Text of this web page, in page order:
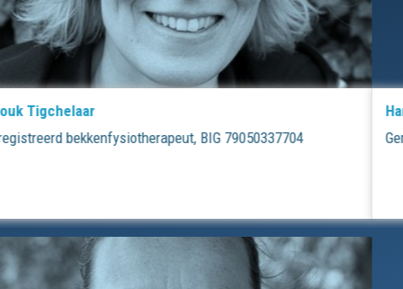
Hanneke Vos
Geregistreerd kinderfysiotherapeut, BIG 09060194004